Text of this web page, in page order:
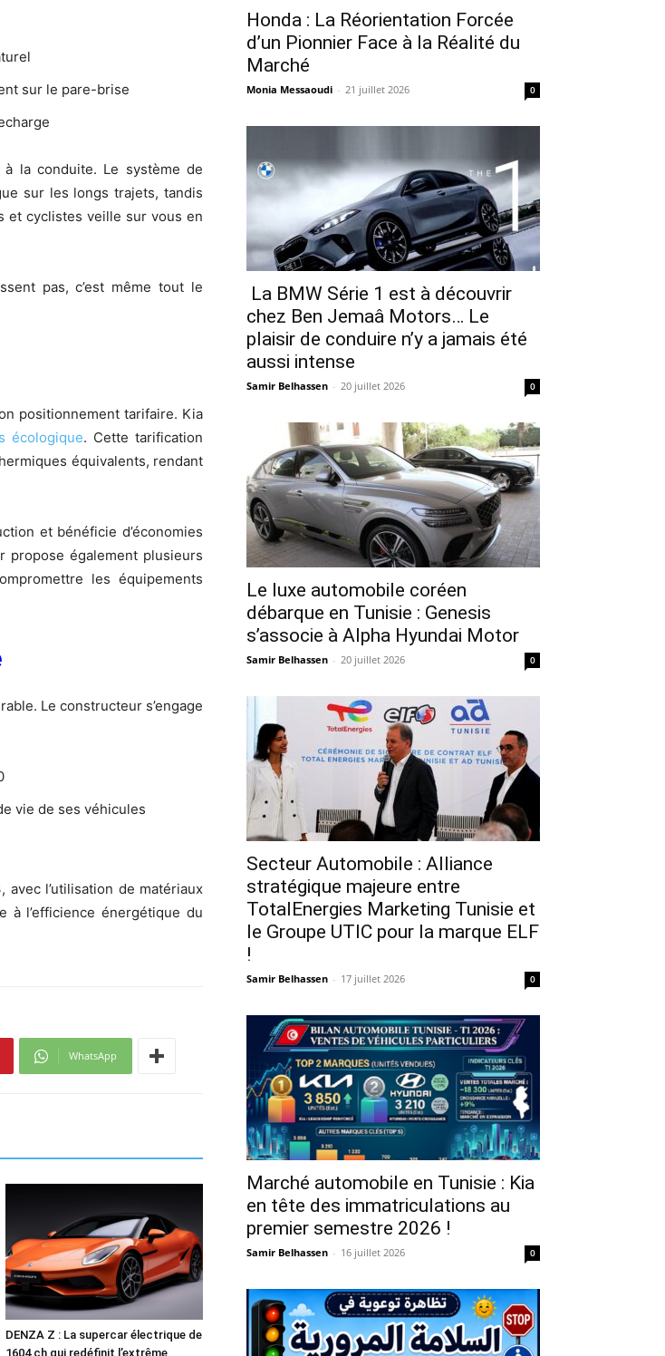
sur le pare-brise
à la conduite. Le système de
sur les longs trajets, tandis
et cyclistes veille sur vous en
pas, c’est même tout le
positionnement tarifaire. Kia
écologique. Cette tarification
équivalents, rendant
et bénéficie d’économies
propose également plusieurs
les équipements
Le constructeur s’engage
vie de ses véhicules
avec l’utilisation de matériaux
à l’efficience énergétique du
WhatsApp
DENZA Z : La supercar électrique de
1604 ch qui redéfinit l’extrême
Honda : La Réorientation Forcée
d’un Pionnier Face à la Réalité du
Marché
Monia Messaoudi - 21 juillet 2026 0
La BMW Série 1 est à découvrir
chez Ben Jemaâ Motors… Le
plaisir de conduire n’y a jamais été
aussi intense
Samir Belhassen - 20 juillet 2026 0
Le luxe automobile coréen
débarque en Tunisie : Genesis
s’associe à Alpha Hyundai Motor
Samir Belhassen - 20 juillet 2026 0
Secteur Automobile : Alliance
stratégique majeure entre
TotalEnergies Marketing Tunisie et
le Groupe UTIC pour la marque ELF
!
Samir Belhassen - 17 juillet 2026 0
Marché automobile en Tunisie : Kia
en tête des immatriculations au
premier semestre 2026 !
Samir Belhassen - 16 juillet 2026 0